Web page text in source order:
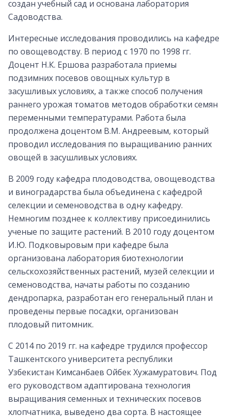
создан учебный сад и основана лаборатория
Садоводства.
Интересные исследования проводились на кафедре
по овощеводству. В период с 1970 по 1998 гг.
Доцент Н.К. Ершова разработала приемы
подзимних посевов овощных культур в
засушливых условиях, а также способ получения
раннего урожая томатов методов обработки семян
переменными температурами. Работа была
продолжена доцентом В.М. Андреевым, который
проводил исследования по выращиванию ранних
овощей в засушливых условиях.
В 2009 году кафедра плодоводства, овощеводства
и виноградарства была объединена с кафедрой
селекции и семеноводства в одну кафедру.
Немногим позднее к коллективу присоединились
ученые по защите растений. В 2010 году доцентом
И.Ю. Подковыровым при кафедре была
организована лаборатория биотехнологии
сельскохозяйственных растений, музей селекции и
семеноводства, начаты работы по созданию
дендропарка, разработан его генеральный план и
проведены первые посадки, организован
плодовый питомник.
С 2014 по 2019 гг. на кафедре трудился профессор
Ташкентского университета республики
Узбекистан Кимсанбаев Ойбек Хужамуратович. Под
его руководством адаптирована технология
выращивания семенных и технических посевов
хлопчатника, выведено два сорта. В настоящее